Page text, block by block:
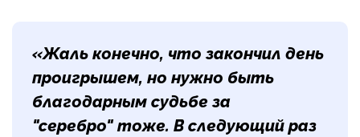
«Жаль конечно, что закончил день
проигрышем, но нужно быть
благодарным судьбе за
"серебро" тоже. В следующий раз